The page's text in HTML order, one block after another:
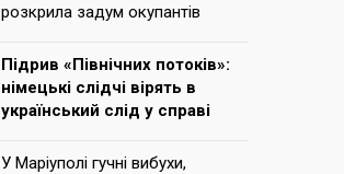
розкрила задум окупантів
Підрив «Північних потоків»:
німецькі слідчі вірять в
український слід у справі
У Маріуполі гучні вибухи,